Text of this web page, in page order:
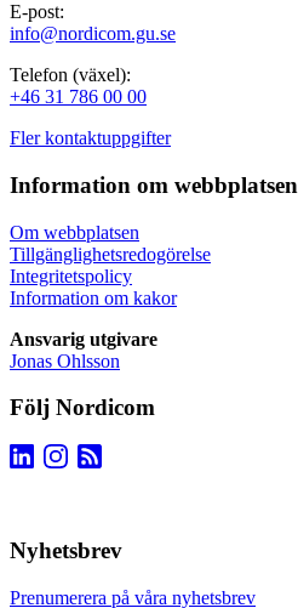
E-post:
info@nordicom.gu.se
Telefon (växel):
+46 31 786 00 00
Fler kontaktuppgifter
Information om webbplatsen
Om webbplatsen
Tillgänglighetsredogörelse
Integritetspolicy
Information om kakor
Ansvarig utgivare
Jonas Ohlsson
Följ Nordicom
Nyhetsbrev
Prenumerera på våra nyhetsbrev